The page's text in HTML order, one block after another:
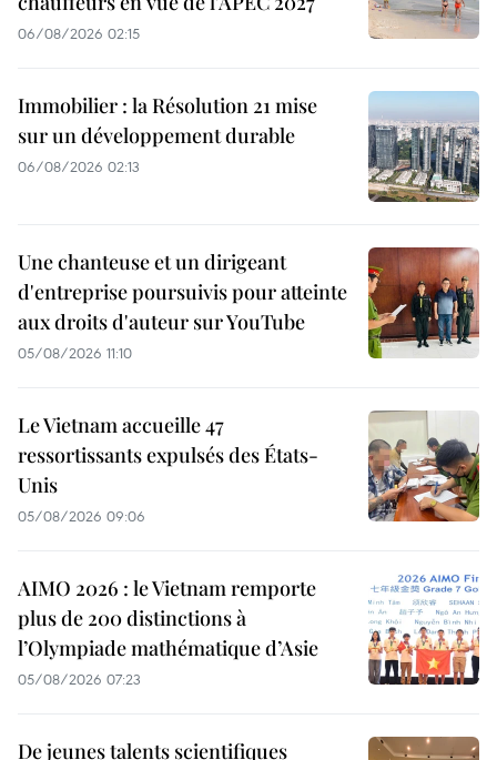
06/08/2026 02:15
Immobilier : la Résolution 21 mise
sur un développement durable
06/08/2026 02:13
Une chanteuse et un dirigeant
d'entreprise poursuivis pour atteinte
aux droits d'auteur sur YouTube
05/08/2026 11:10
Le Vietnam accueille 47
ressortissants expulsés des États-
Unis
05/08/2026 09:06
AIMO 2026 : le Vietnam remporte
plus de 200 distinctions à
l’Olympiade mathématique d’Asie
05/08/2026 07:23
De jeunes talents scientifiques